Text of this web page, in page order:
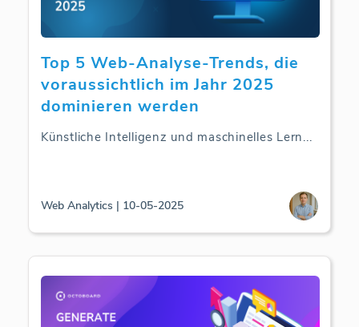
Top 5 Web-Analyse-Trends, die
voraussichtlich im Jahr 2025
dominieren werden
Künstliche Intelligenz und maschinelles Lern...
Web Analytics | 10-05-2025